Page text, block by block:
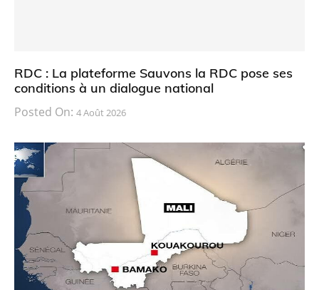
RDC : La plateforme Sauvons la RDC pose ses
conditions à un dialogue national
Posted On: 4 Août 2026